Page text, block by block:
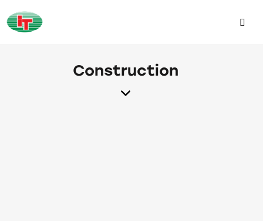
Construction